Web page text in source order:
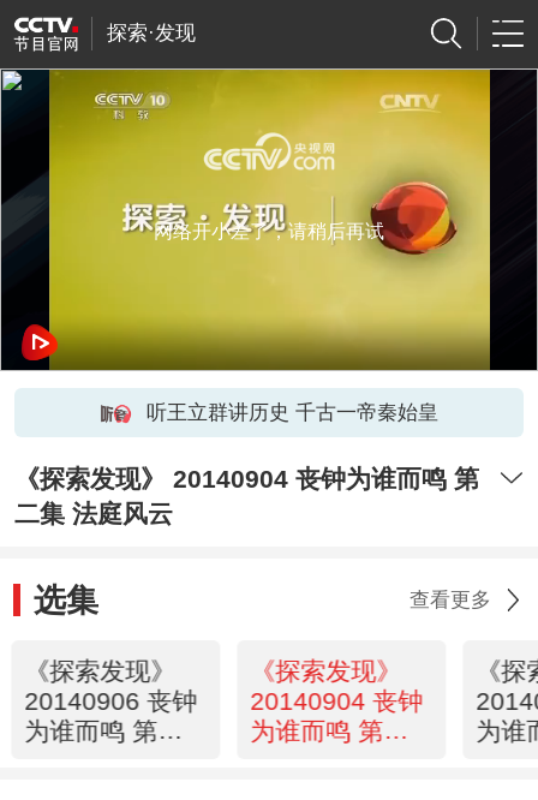
探索·发现
网络开小差了，请稍后再试
听王立群讲历史 千古一帝秦始皇
《探索发现》 20140904 丧钟为谁而鸣 第
二集 法庭风云
选集 查看更多
《探索发现》
20140906 丧钟
为谁而鸣 第三
《探索发现》
20140904 丧钟
为谁而鸣 第二
《
为谁